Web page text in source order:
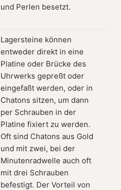
und Perlen besetzt.
Lagersteine können
entweder direkt in eine
Platine oder Brücke des
Uhrwerks gepreßt oder
eingefaßt werden, oder in
Chatons sitzen, um dann
per Schrauben in der
Platine fixiert zu werden.
Oft sind Chatons aus Gold
und mit zwei, bei der
Minutenradwelle auch oft
mit drei Schrauben
befestigt. Der Vorteil von